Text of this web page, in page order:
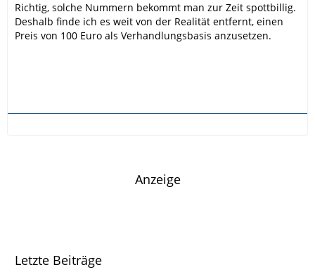
Richtig, solche Nummern bekommt man zur Zeit spottbillig.
Deshalb finde ich es weit von der Realität entfernt, einen
Preis von 100 Euro als Verhandlungsbasis anzusetzen.
Anzeige
Letzte Beiträge